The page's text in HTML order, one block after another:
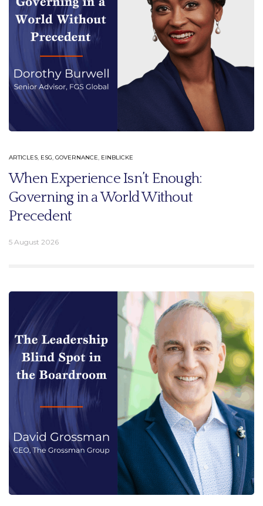
ARTICLES, ESG, GOVERNANCE, EINBLICKE
When Experience Isn’t Enough:
Governing in a World Without
Precedent
5 August 2026